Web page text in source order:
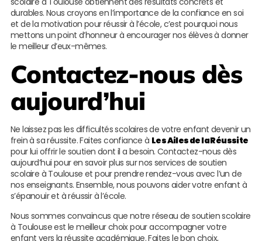
durables. Nous croyons en l’importance de la confiance en soi
et de la motivation pour réussir à l’école, c’est pourquoi nous
mettons un point d’honneur à encourager nos élèves à donner
le meilleur d’eux-mêmes.
Contactez-nous dès
aujourd’hui
Ne laissez pas les difficultés scolaires de votre enfant devenir un
frein à sa réussite. Faites confiance à Les Ailes de la Réussite
pour lui offrir le soutien dont il a besoin. Contactez-nous dès
aujourd’hui pour en savoir plus sur nos services de soutien
scolaire à Toulouse et pour prendre rendez-vous avec l’un de
nos enseignants. Ensemble, nous pouvons aider votre enfant à
s’épanouir et à réussir à l’école.
Nous sommes convaincus que notre réseau de soutien scolaire
à Toulouse est le meilleur choix pour accompagner votre
enfant vers la réussite académique. Faites le bon choix,